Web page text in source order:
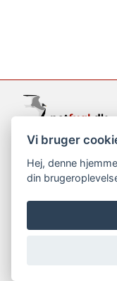
copyright © 2002-
Vi bruger
Hej, denne
din